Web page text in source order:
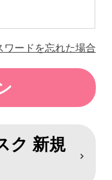
ワードを忘れた場合
ク 新規